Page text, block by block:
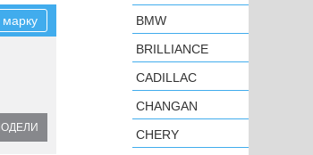
BMW
BRILLIANCE
CADILLAC
CHANGAN
CHERY